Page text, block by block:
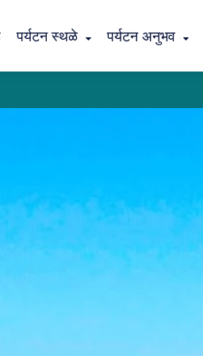
पर्यटन स्थळे पर्यटन अनुभव
शिरगाव : श्रीग्राम
डहाणूची प्रसिद्ध महालक्ष्मी यात्रा
पालघर जिल्ह्याविषयी